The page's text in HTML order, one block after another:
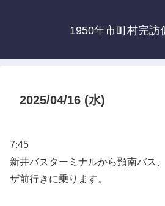
1950年市町村完訪
2025/04/16 (水)
7:45
新井バスターミナルから頸南バス
ザ前行きに乗ります。